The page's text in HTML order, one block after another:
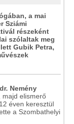
a mai
Sziámi
részeként
szólaltak meg
Gubik Petra,
dr. Nemény
majd elismerő
éven keresztül
a Szombathelyi